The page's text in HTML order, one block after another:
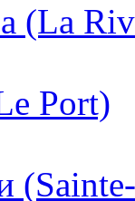
(La
Port)